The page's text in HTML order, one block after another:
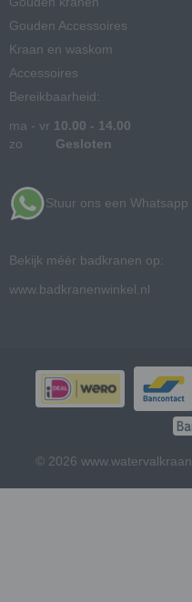
Gouden Accessoires
Kraan en waskom
Accessoires
Bereikbaarheid:
ma - vr 10.00 - 14.00
zo Gesloten
Stuur ons een Whatsapp
Bekijk méér badkranen op:
www.badkranenwinkel.nl
© 2026